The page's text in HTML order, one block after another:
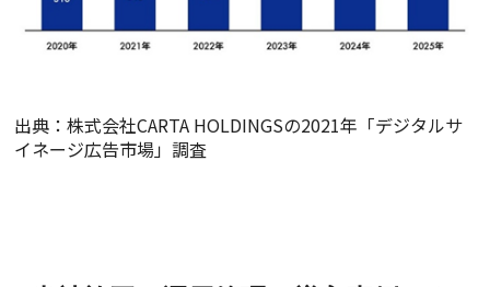
出典：株式会社CARTA HOLDINGSの2021年「デジタルサ
イネージ広告市場」調査